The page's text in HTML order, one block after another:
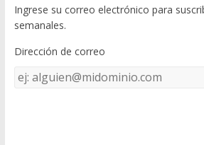
o
o
k
u
e
C
Ingrese su correo electrónico para
semanales.
Dirección de correo
Dirección